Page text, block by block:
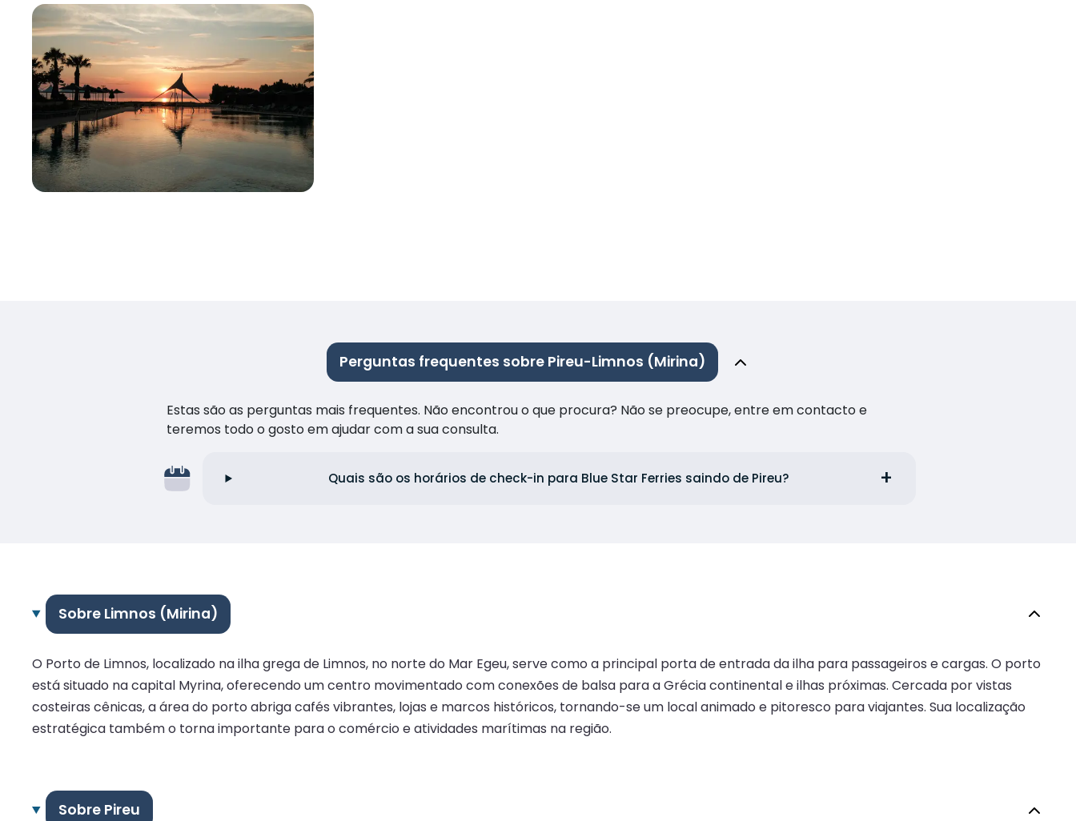
Perguntas frequentes sobre Pireu-Limnos (Mirina)
Estas são as perguntas mais frequentes. Não encontrou o que procura? Não se preocupe, entre em contacto e
teremos todo o gosto em ajudar com a sua consulta.
Quais são os horários de check-in para Blue Star Ferries saindo de Pireu?
Sobre Limnos (Mirina)
O Porto de Limnos, localizado na ilha grega de Limnos, no norte do Mar Egeu, serve como a principal porta de entrada da ilha para passageiros e cargas. O porto
está situado na capital Myrina, oferecendo um centro movimentado com conexões de balsa para a Grécia continental e ilhas próximas. Cercada por vistas
costeiras cênicas, a área do porto abriga cafés vibrantes, lojas e marcos históricos, tornando-se um local animado e pitoresco para viajantes. Sua localização
estratégica também o torna importante para o comércio e atividades marítimas na região.
Sobre Pireu